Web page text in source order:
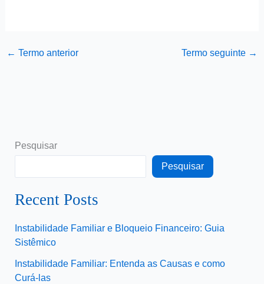
← Termo anterior Termo seguinte →
Pesquisar
Pesquisar
Recent Posts
Instabilidade Familiar e Bloqueio Financeiro: Guia
Sistêmico
Instabilidade Familiar: Entenda as Causas e como
Curá-las